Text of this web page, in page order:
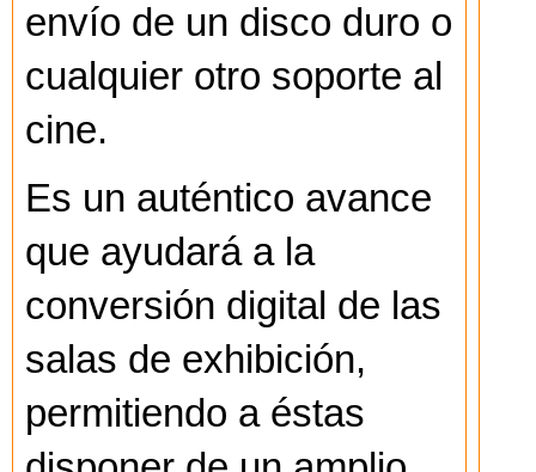
envío de un disco duro o
cualquier otro soporte al
cine.
Es un auténtico avance
que ayudará a la
conversión digital de las
salas de exhibición,
permitiendo a éstas